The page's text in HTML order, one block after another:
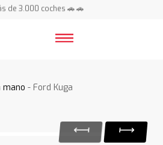
de 3.000 coches 🚗 🚗
mano - Ford Kuga